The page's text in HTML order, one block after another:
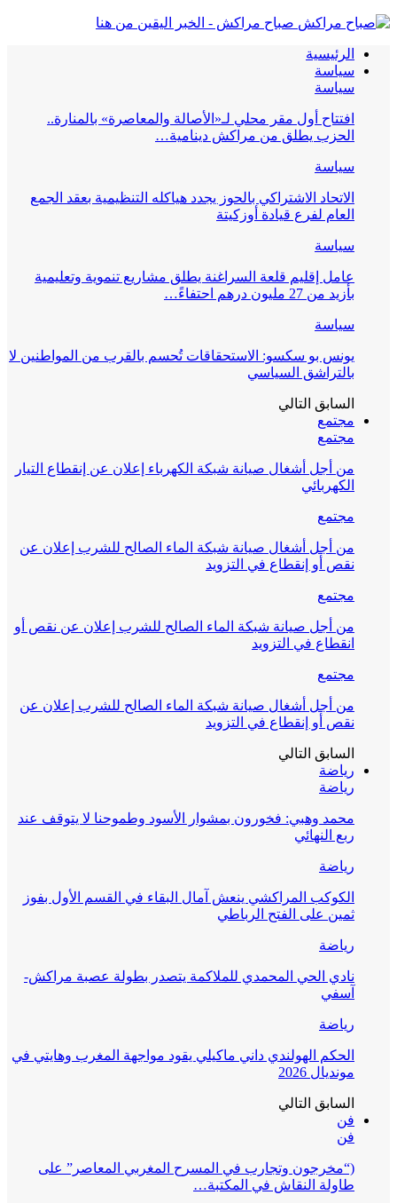
صباح مراكش - الخبر اليقين من هنا
الرئيسية
سياسة
سياسة
افتتاح أول مقر محلي لـ«الأصالة والمعاصرة» بالمنارة..
الحزب يطلق من مراكش دينامية…
سياسة
الاتحاد الاشتراكي بالحوز يجدد هياكله التنظيمية بعقد الجمع
العام لفرع قيادة أوزكيتة
سياسة
عامل إقليم قلعة السراغنة يطلق مشاريع تنموية وتعليمية
بأزيد من 27 مليون درهم احتفاءً…
سياسة
يونس بو سكسو: الاستحقاقات تُحسم بالقرب من المواطنين لا
بالتراشق السياسي
السابق التالي
مجتمع
مجتمع
من أجل أشغال صيانة شبكة الكهرباء إعلان عن إنقطاع التيار
الكهربائي
مجتمع
من أجل أشغال صيانة شبكة الماء الصالح للشرب إعلان عن
نقص أو إنقطاع في التزويد
مجتمع
من أجل صيانة شبكة الماء الصالح للشرب إعلان عن نقص أو
انقطاع في التزويد
مجتمع
من أجل أشغال صيانة شبكة الماء الصالح للشرب إعلان عن
نقص أو إنقطاع في التزويد
السابق التالي
رياضة
رياضة
محمد وهبي: فخورون بمشوار الأسود وطموحنا لا يتوقف عند
ربع النهائي
رياضة
الكوكب المراكشي ينعش آمال البقاء في القسم الأول بفوز
ثمين على الفتح الرباطي
رياضة
نادي الحي المحمدي للملاكمة يتصدر بطولة عصبة مراكش-
آسفي
رياضة
الحكم الهولندي داني ماكيلي يقود مواجهة المغرب وهايتي في
مونديال 2026
السابق التالي
فن
فن
(“مخرجون وتجارب في المسرح المغربي المعاصر” على
طاولة النقاش في المكتبة…